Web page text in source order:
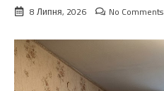
8 Липня, 2026
No Comments